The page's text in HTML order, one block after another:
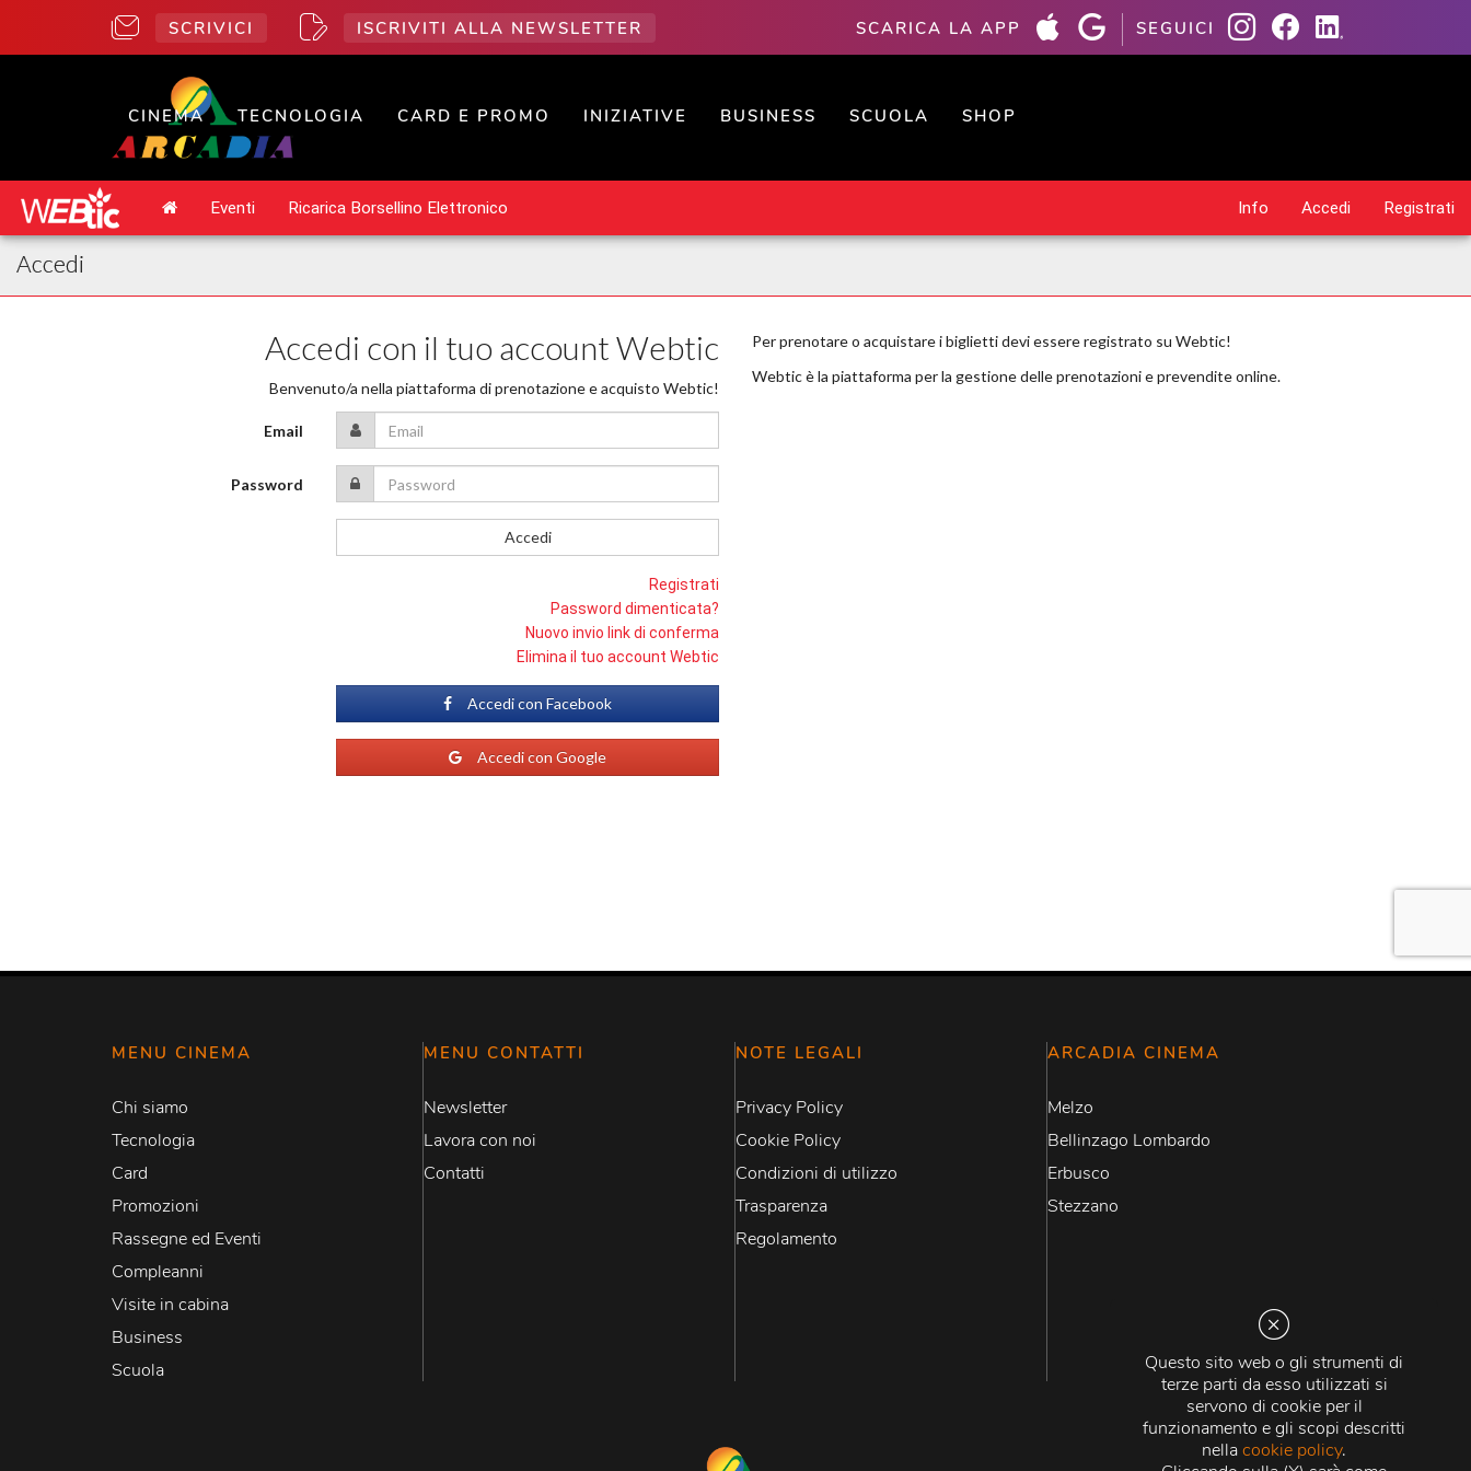
Questo sito web o gli strumenti di
terze parti da esso utilizzati si
servono di cookie per il
funzionamento e gli scopi descritti
nellacookie policy.
SCRIVICI ISCRIVITI ALLA NEWSLETTER SCARICA LA APP SEGUICI
CINEMA TECNOLOGIA CARD E PROMO INIZIATIVE BUSINESS SCUOLA SHOP
MENU CINEMA
Chi siamo
Tecnologia
Card
Promozioni
Rassegne ed Eventi
Compleanni
Visite in cabina
Business
Scuola
MENU CONTATTI
Newsletter
Lavora con noi
Contatti
NOTE LEGALI
Privacy Policy
Cookie Policy
Condizioni di utilizzo
Trasparenza
Regolamento
ARCADIA CINEMA
Melzo
Bellinzago Lombardo
Erbusco
Stezzano